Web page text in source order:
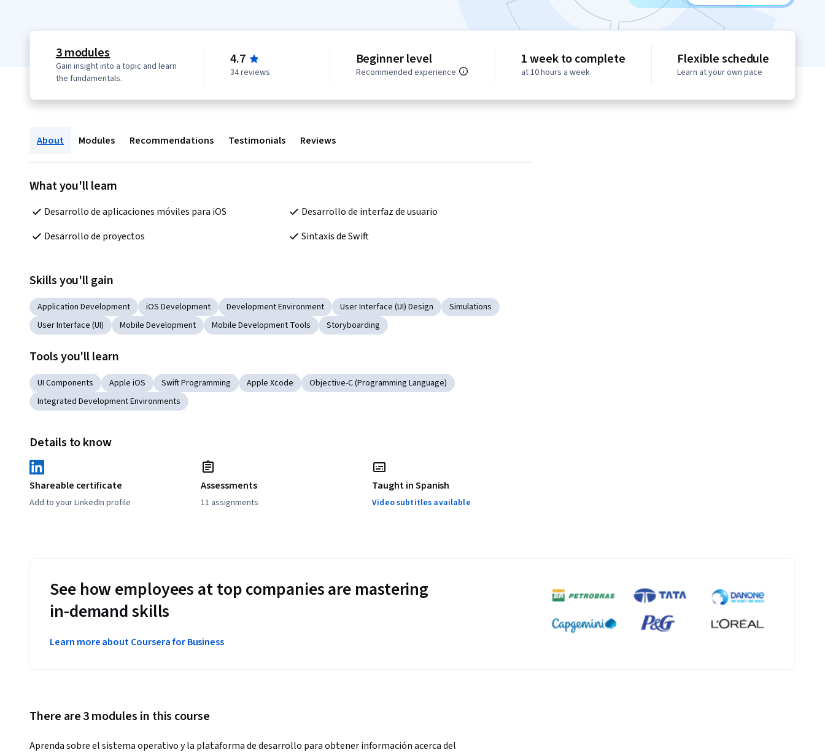
3 modules
Gain insight into a topic and learn
the fundamentals.
4.7
34 reviews
Beginner level
Recommended experience
1 week to complete
at 10 hours a week
Flexible schedule
Learn at your own pace
About Modules Recommendations Testimonials Reviews
What you'll learn
Desarrollo de aplicaciones móviles para iOS
Desarrollo de interfaz de usuario
Desarrollo de proyectos
Sintaxis de Swift
Skills you'll gain
Application Development iOS Development Development Environment User Interface (UI) Design
Simulations
User Interface (UI)
Mobile Development Mobile Development Tools Storyboarding
Tools you'll learn
UI Components Apple iOS Swift Programming Apple Xcode
Objective-C (Programming Language)
Integrated Development Environments
Details to know
Shareable certificate
Add to your LinkedIn profile
Assessments
11 assignments
Taught in Spanish
Video subtitles available
See how employees at top companies are mastering
in-demand skills
Learn more about Coursera for Business
There are 3 modules in this course
Aprenda sobre el sistema operativo y la plataforma de desarrollo para obtener información acerca del